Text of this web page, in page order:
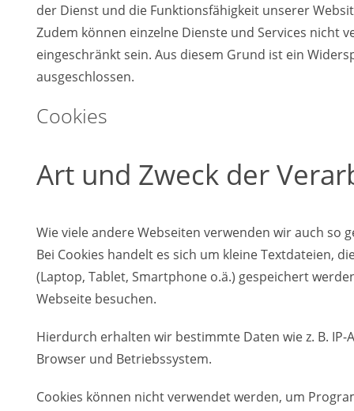
der Dienst und die Funktionsfähigkeit unserer
Zudem können einzelne Dienste und Services nicht
eingeschränkt sein. Aus diesem Grund ist ein
ausgeschlossen.
Cookies
Art und Zweck der
Wie viele andere Webseiten verwenden wir auch so
Bei Cookies handelt es sich um kleine Textdateien,
(Laptop, Tablet, Smartphone o.ä.) gespeichert
Webseite besuchen.
Hierdurch erhalten wir bestimmte Daten wie z. B. IP-
Browser und Betriebssystem.
Cookies können nicht verwendet werden, um